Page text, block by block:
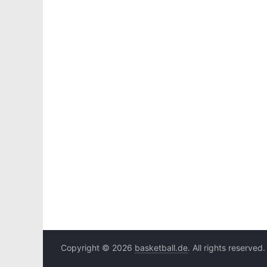
Copyright © 2026 basketball.de. All rights reserved.